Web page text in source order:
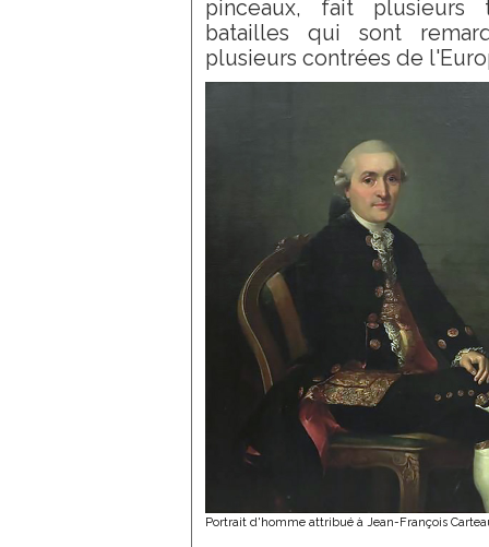
pinceaux, fait
batailles qui sont
plusieurs contrées de
Portrait d'homme attribué à Jean-François